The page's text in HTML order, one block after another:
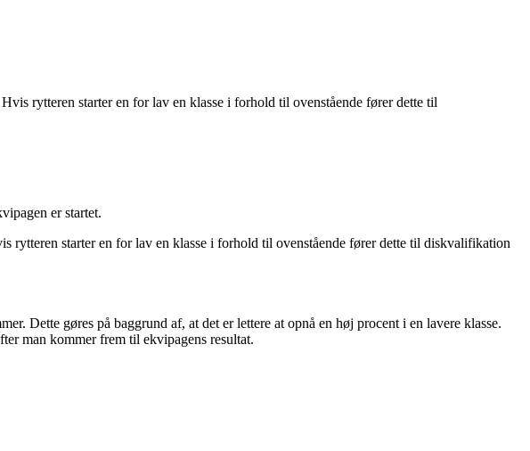
rytteren starter en for lav en klasse i forhold til ovenstående fører dette til
er startet.
rytteren starter en for lav en klasse i forhold til ovenstående fører dette til diskvalifikation
Dette gøres på baggrund af, at det er lettere at opnå en høj procent i en lavere klasse.
man kommer frem til ekvipagens resultat.